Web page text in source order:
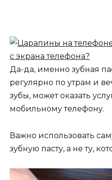
Да-да, именно зубная
регулярно по утрам и
зубы, может оказать
мобильному телефону.
Важно использовать
зубную пасту, а не ту,